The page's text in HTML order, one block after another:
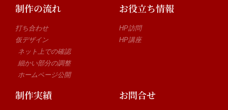
制作の流れ
打ち合わせ
仮デザイン
ネット上での確認
細かい部分の調整
ホームページ公開
お役立ち情報
HP訪問
HP講座
制作実績 お問合せ